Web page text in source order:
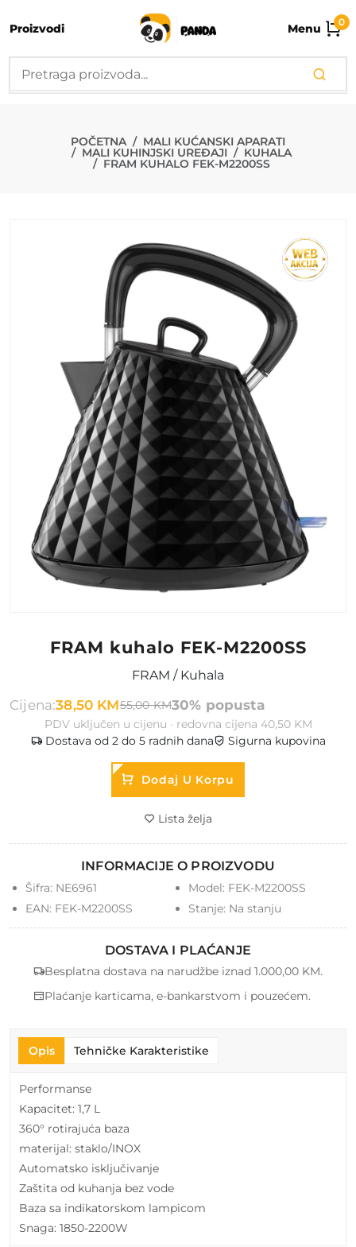
Proizvodi Menu 0
FRAM
POČETNA MALI KUĆANSKI APARATI
MALI KUHINJSKI UREĐAJI KUHALA
FRAM KUHALO FEK-M2200SS
FRAM kuhalo FEK-M2200SS
FRAM / Kuhala
Cijena:38,50 KM55,00 KM30% popusta
PDV uključen u cijenu · redovna cijena 40,50 KM
Dostava od 2 do 5 radnih dana
Sigurna kupovina
Dodaj U Korpu
Lista želja
INFORMACIJE O PROIZVODU
Šifra: NE6961 Model: FEK-M2200SS
EAN: FEK-M2200SS Stanje: Na stanju
DOSTAVA I PLAĆANJE
Besplatna dostava na narudžbe iznad 1.000,00 KM.
Plaćanje karticama, e-bankarstvom i pouzećem.
Opis Tehničke Karakteristike
Performanse
Kapacitet: 1,7 L
360° rotirajuća baza
materijal: staklo/INOX
Automatsko isključivanje
Zaštita od kuhanja bez vode
Baza sa indikatorskom lampicom
Snaga: 1850-2200W